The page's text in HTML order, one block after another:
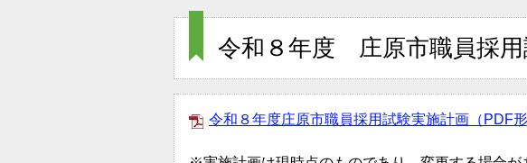
令和８年度 庄原市職員採用
令和８年度庄原市職員採用試験実施計画（PDF形